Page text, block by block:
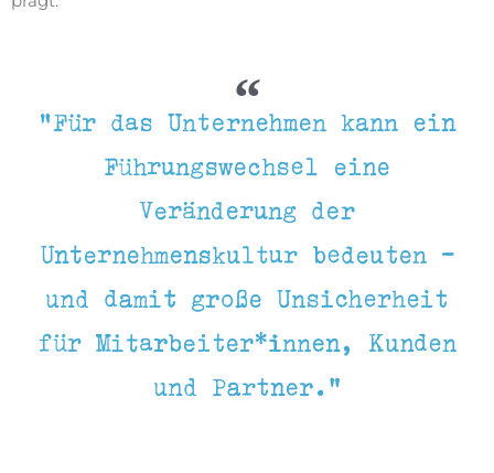
"Für das Unternehmen kann ein
Führungswechsel eine
Veränderung der
Unternehmenskultur bedeuten -
und damit große Unsicherheit
für Mitarbeiter*innen, Kunden
und Partner."